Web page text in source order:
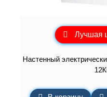
Лучшая
Настенный